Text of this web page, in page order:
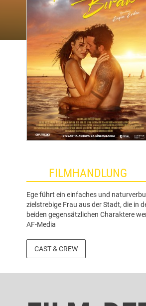
FILMHANDLUNG
Ege führt ein einfaches und
zielstrebige Frau aus der Stadt, die in
beiden gegensätzlichen Charaktere
AF-Media
CAST & CREW